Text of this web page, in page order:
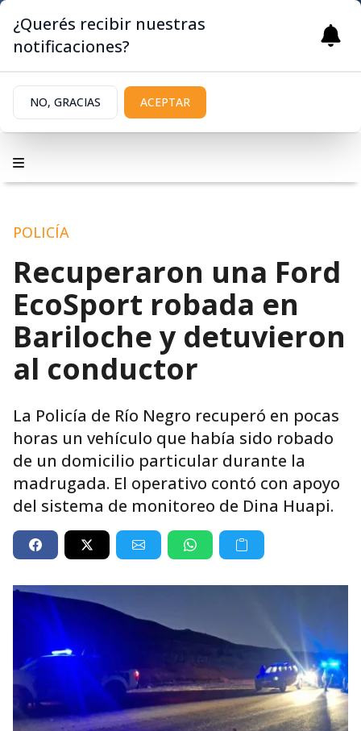
POLICÍA
Recuperaron una Ford
EcoSport robada en
Bariloche y detuvieron
al conductor
La Policía de Río Negro recuperó en pocas
horas un vehículo que había sido robado
de un domicilio particular durante la
madrugada. El operativo contó con apoyo
del sistema de monitoreo de Dina Huapi.
¿Querés recibir nuestras
notificaciones?
NO, GRACIAS ACEPTAR